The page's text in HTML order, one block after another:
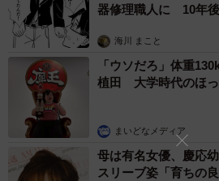
器修理職人に 10年
海川 まこと
「ウソだろ」体重
植田 大学時代のほっ
まいどなメディア
母は有名女優、慶応
スリーブ姿「育ちの